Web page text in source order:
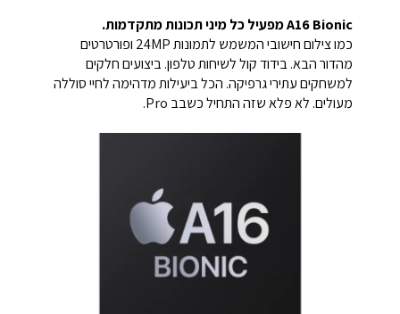
A16 Bionic מפעיל כל מיני תכונות מתקדמות.
כמו צילום חישובי המשמש לתמונות 24MP ופורטרטים
מהדור הבא. בידוד קול לשיחות טלפון. ביצועים חלקים
למשחקים עתירי גרפיקה. הכל ביעילות מדהימה לחיי סוללה
מעולים. לא פלא שזה התחיל כשבב Pro.